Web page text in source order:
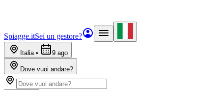
Spiagge.itSei un gestore?
Italia• 9 ago
Dove vuoi andare?